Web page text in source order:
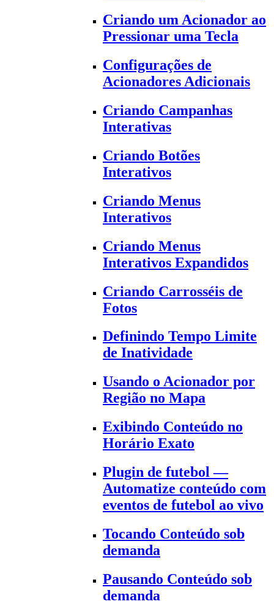
Criando um Acionador ao
Pressionar uma Tecla
Configurações de
Acionadores Adicionais
Criando Campanhas
Interativas
Criando Botões
Interativos
Criando Menus
Interativos
Criando Menus
Interativos Expandidos
Criando Carrosséis de
Fotos
Definindo Tempo Limite
de Inatividade
Usando o Acionador por
Região no Mapa
Exibindo Conteúdo no
Horário Exato
Plugin de futebol —
Automatize conteúdo com
eventos de futebol ao vivo
Tocando Conteúdo sob
demanda
Pausando Conteúdo sob
demanda